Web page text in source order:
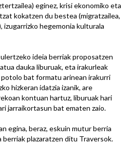
eginez, krisi ekonomiko eta
kokatzen du bestea (migratzailea,
hegemonia kulturala
ideia berriak proposatzen
dauka liburuak, eta irakurleak
bat formatu arinean irakurri
hizkeran idatzia izanik, are
kontuan hartuz, liburuak hari
jarraikortasun bat ematen zaio.
egina, beraz, eskuin mutur berria
plazaratzen ditu Traversok.